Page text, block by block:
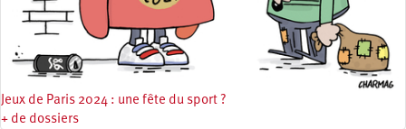
Jeux de Paris 2024 : une fête du sport ?
+ de dossiers